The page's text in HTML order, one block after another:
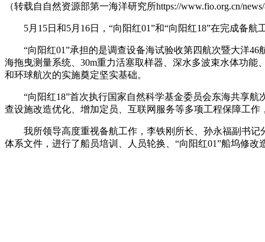
（转载自自然资源部第一海洋研究所https://www.fio.org.cn/
5月15日和5月16日，“向阳红01”和“向阳红18”在完成备
“向阳红01”承担的是调查设备海试验收第四航次暨大洋
海拖曳测量系统、30m重力活塞取样器、深水多波束水体功
和环球航次的实施奠定坚实基础。
“向阳红18”首次执行国家自然科学基金委员会东海共享
查设施改造优化、增加定员、互联网服务等多项工程保障工
我所领导高度重视备航工作，李铁刚所长、孙永福副书
体系文件，进行了船员培训、人员轮换、“向阳红01”船坞修